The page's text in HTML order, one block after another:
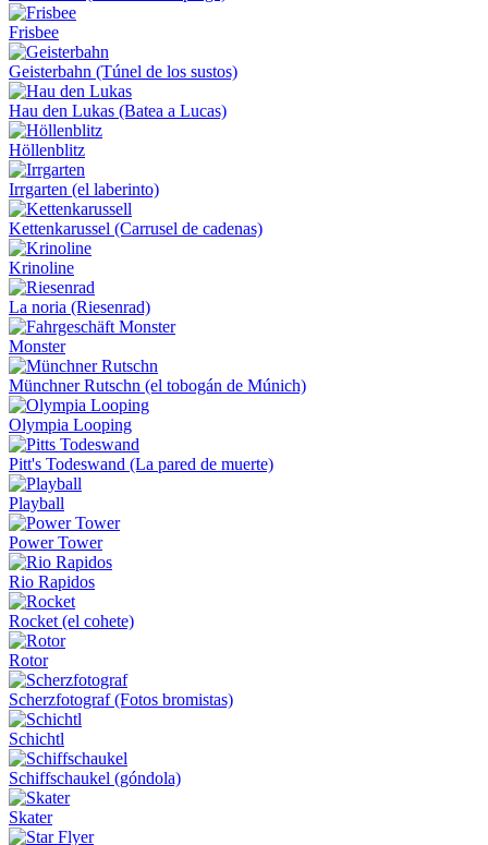
Frisbee
Geisterbahn (Túnel de los sustos)
Hau den Lukas (Batea a Lucas)
Höllenblitz
Irrgarten (el laberinto)
Kettenkarussel (Carrusel de cadenas)
Krinoline
La noria (Riesenrad)
Monster
Münchner Rutschn (el tobogán de Múnich)
Olympia Looping
Pitt's Todeswand (La pared de muerte)
Playball
Power Tower
Rio Rapidos
Rocket (el cohete)
Rotor
Scherzfotograf (Fotos bromistas)
Schichtl
Schiffschaukel (góndola)
Skater